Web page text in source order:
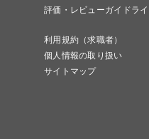
評価・レビューガイドラ
利用規約（求職者）
個人情報の取り扱い
サイトマップ